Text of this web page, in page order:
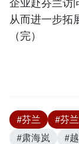
从而进一步拓
（完）
#芬兰
#芬
#肃海岚
#